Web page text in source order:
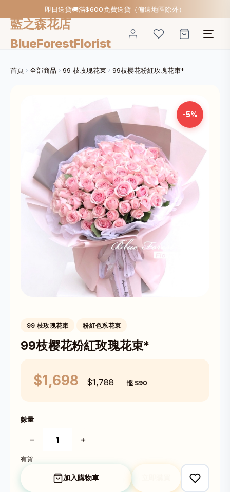
即日送貨🚚滿$600免費送貨（偏遠地區除外）
藍之森花店
BlueForestFlorist
首頁 全部商品 99 枝玫瑰花束 99枝樱花粉紅玫瑰花束*
-5%
99 枝玫瑰花束 粉紅色系花束
99枝樱花粉紅玫瑰花束*
$1,698 $1,788 慳 $90
數量
− +
有貨
加入購物車